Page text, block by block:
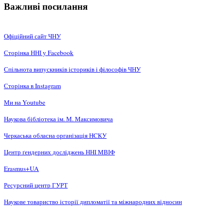
Важливі посилання
Офіційний сайт ЧНУ
Сторінка ННІ у Facebook
Спільнота випускників істориків і філософів ЧНУ
Сторінка в Instagram
Ми на Youtube
Наукова бібліотека ім. М. Максимовича
Черкаська обласна організація НCКУ
Центр ґендерних досліджень ННІ МВІФ
Erasmus+UA
Ресурсний центр ГУРТ
Наукове товариство історії дипломатії та міжнародних відносин